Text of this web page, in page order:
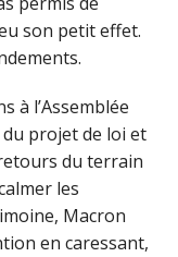
son petit effet.
à l’Assemblée
projet de loi et
du terrain
les
Macron
en caressant,